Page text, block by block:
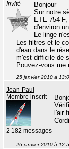
Invité
Bonjour
Sur notre
ETE 754
d'environ
Le linge
Les filtres et le
d'eau dans le
m'est difficile de
Pouvez-vous me
25 janvier 2010 à
Jean-Paul
Membre inscrit
2 182 messages
l'air
26 janvier 2010 à